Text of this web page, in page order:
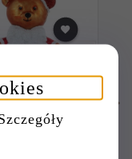
BOMBKA